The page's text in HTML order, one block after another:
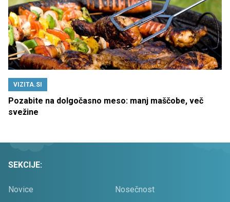
VIZITA.SI
Pozabite na dolgočasno meso: manj maščobe, več
svežine
SEKCIJE:
Novice Nosečnost